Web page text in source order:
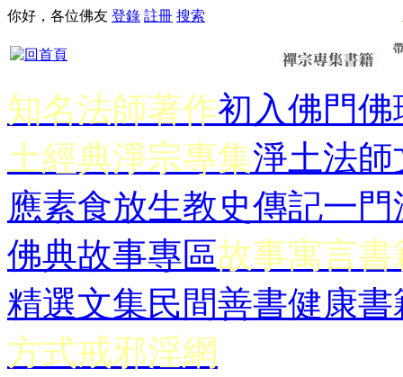
你好，各位佛友 登錄 註冊 搜索
知名法師著作初入佛門佛
土經典淨宗專集淨土法師
應素食放生教史傳記一門
佛典故事專區故事寓言書
精選文集民間善書健康書
方式戒邪淫網